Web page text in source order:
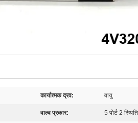
कार्यात्मक द्रव: वायु
वाल्व प्रकार: 5 पोर्ट 2 स्थिति